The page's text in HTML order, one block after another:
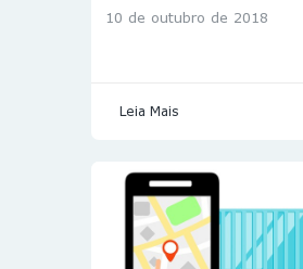
10 de outubro de 2018
Leia Mais